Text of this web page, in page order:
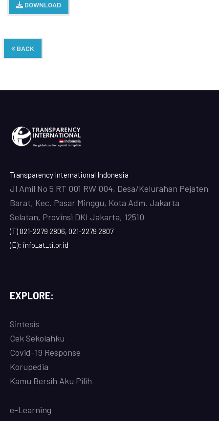
DOWNLOAD
BACK
Transparency International Indonesia
Jl Amil No 5 RT 001 RW 004, Desa/Kelurahan Pejaten
Barat, Kec. Pasar Minggu, Kota Adm. Jakarta
Selatan, Provinsi DKI Jakarta, 12510
(T) 021-2279 2806, 021-2279 2807
(E): info_at_ti.or.id
EXPLORE:
Sintesis
Cek Sekolahku
Covid-19 Response
Korupedia
Kamu Bersih Aku Pilih
e-Learning